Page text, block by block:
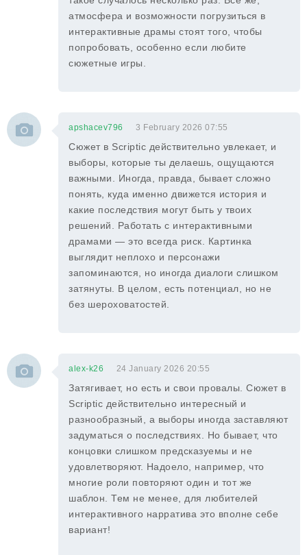
атмосфера и возможности погрузиться в
интерактивные драмы стоят того, чтобы
попробовать, особенно если любите
сюжетные игры.
apshacev796 3 February 2026 07:55
Сюжет в Scriptic действительно увлекает, и
выборы, которые ты делаешь, ощущаются
важными. Иногда, правда, бывает сложно
понять, куда именно движется история и
какие последствия могут быть у твоих
решений. Работать с интерактивными
драмами — это всегда риск. Картинка
выглядит неплохо и персонажи
запоминаются, но иногда диалоги слишком
затянуты. В целом, есть потенциал, но не
без шероховатостей.
alex-k26 24 January 2026 20:55
Затягивает, но есть и свои провалы. Сюжет в
Scriptic действительно интересный и
разнообразный, а выборы иногда заставляют
задуматься о последствиях. Но бывает, что
концовки слишком предсказуемы и не
удовлетворяют. Надоело, например, что
многие роли повторяют один и тот же
шаблон. Тем не менее, для любителей
интерактивного нарратива это вполне себе
вариант!